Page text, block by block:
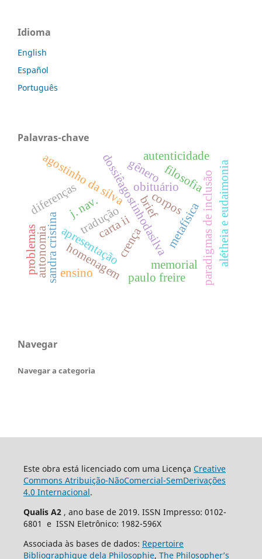
Idioma
English
Español
Português
Palavras-chave
apresentaçãodossiêagostinhodasilva
tradução brief
j. nav.
agostinho da silva
carta ii
sandra cristina
obituário
homenagem memorial
diferenças corpos paradigmas de inclusãoalétheia e eudaimonia
filosofia
metafísica
paulo freire
crença
gênero
autonomia ensino
problemas
autenticidade
Navegar
Navegar a categoria
Este obra está licenciado com uma Licença Creative
Commons Atribuição-NãoComercial-SemDerivações
4.0 Internacional.
Qualis A2 , ano base de 2019. ISSN Impresso: 0102-
6801 e ISSN Eletrônico: 1982-596X
Associada às bases de dados: Repertoire
Bibliographique dela Philosophie, The Philosopher’s